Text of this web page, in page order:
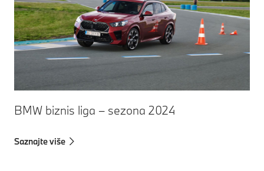
BMW biznis liga – sezona 2024
Saznajte više